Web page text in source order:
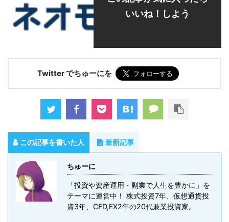
いいね！しよう
Twitter でちゅーにを
この記事を書いた人 最新記事
ちゅーに
「投資や資産運用・副業で人生を豊かに」を
テーマに運営中！ 株式投資7年、仮想通貨投
資3年、CFD,FX2年の20代兼業投資家。